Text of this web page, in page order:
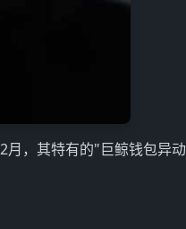
月，其特有的"巨鲸钱包异动